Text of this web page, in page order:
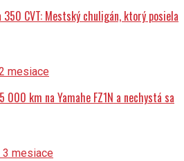
350 CVT: Mestský chuligán, ktorý posiela
mesiace
000 km na Yamahe FZ1N a nechystá sa
3 mesiace